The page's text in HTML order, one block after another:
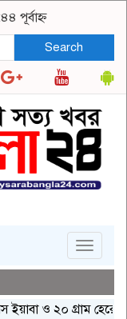
পূর্বাহ্ন
Search
Toggle
ও ২০ গ্রাম হেরোইনসহ